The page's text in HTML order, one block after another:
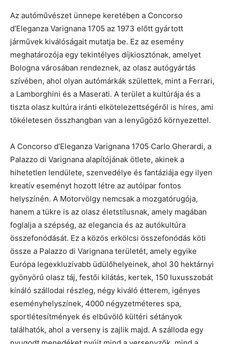
Az autóművészet ünnepe keretében a Concorso
d’Eleganza Varignana 1705 az 1973 előtt gyártott
járművek kiválóságait mutatja be. Ez az esemény
meghatározója egy tekintélyes díjkiosztónak, amelyet
Bologna városában rendeznek, az olasz autógyártás
szívében, ahol olyan autómárkák születtek, mint a Ferrari,
a Lamborghini és a Maserati. A terület a kultúrája és a
tiszta olasz kultúra iránti elkötelezettségéről is híres, ami
tökéletesen összhangban van a lenyűgöző környezettel.
A Concorso d’Eleganza Varignana 1705 Carlo Gherardi, a
Palazzo di Varignana alapítójának ötlete, akinek a
hihetetlen lendülete, szenvedélye és fantáziája egy ilyen
kreatív eseményt hozott létre az autóipar fontos
helyszínén. A Motorvölgy nemcsak a mozgatórugója,
hanem a tükre is az olasz életstílusnak, amely magában
foglalja a szépség, az elegancia és az autókultúra
összefonódását. Ez a közös erkölcsi összefonódás köti
össze a Palazzo di Varignana területét, amely egyike
Európa legexkluzívabb üdülőhelyeinek, ahol 30 hektárnyi
gyönyörű olasz táj, festői kilátás, kertek, 150 luxusszobát
kínáló szállodai részleg, négy kiváló étterem, igényes
eseményhelyszínek, 4000 négyzetméteres spa,
sportlétesítmények és elbűvölő kültéri sétányok
találhatók, ahol a verseny is zajlik majd. A szálloda egy